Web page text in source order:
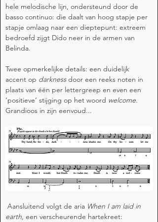
hele melodische lijn, ondersteund door de
basso continuo: die daalt van hoog stapje per
stapje omlaag naar een dieptepunt: extreem
bedroefd zijgt Dido neer in de armen van
Belinda.
Twee opmerkelijke details: een duidelijk
accent op darkness door een reeks noten in
plaats van één per lettergreep en even een
‘positieve’ stijging op het woord welcome.
Grandioos in zijn eenvoud...
Aansluitend volgt de aria When I am laid in
earth, een verscheurende hartekreet: